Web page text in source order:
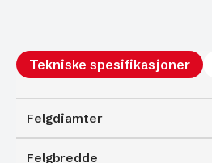
Ø57,1
antall
Tekniske spesifikasjoner
Felgdiamter
Felgbredde